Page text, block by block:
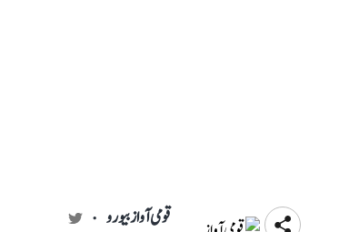
قومی آواز بیورو